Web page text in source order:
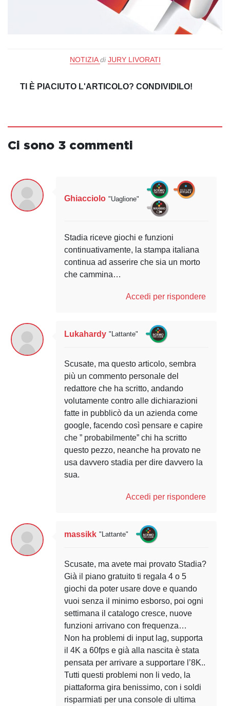
NOTIZIA di JURY LIVORATI
TI È PIACIUTO L'ARTICOLO? CONDIVIDILO!
Ci sono 3 commenti
Ghiacciolo "Uaglione"
Stadia riceve giochi e funzioni
continuativamente, la stampa italiana
continua ad asserire che sia un morto
che cammina…
Accedi per rispondere
Lukahardy "Lattante"
Scusate, ma questo articolo, sembra
più un commento personale del
redattore che ha scritto, andando
volutamente contro alle dichiarazioni
fatte in pubblicò da un azienda come
google, facendo così pensare e capire
che ” probabilmente” chi ha scritto
questo pezzo, neanche ha provato ne
usa davvero stadia per dire davvero la
sua.
Accedi per rispondere
massikk "Lattante"
Scusate, ma avete mai provato Stadia?
Già il piano gratuito ti regala 4 o 5
giochi da poter usare dove e quando
vuoi senza il minimo esborso, poi ogni
settimana il catalogo cresce, nuove
funzioni arrivano con frequenza…
Non ha problemi di input lag, supporta
il 4K a 60fps e già alla nascita è stata
pensata per arrivare a supportare l’8K..
Tutti questi problemi non li vedo, la
piattaforma gira benissimo, con i soldi
risparmiati per una console di ultima